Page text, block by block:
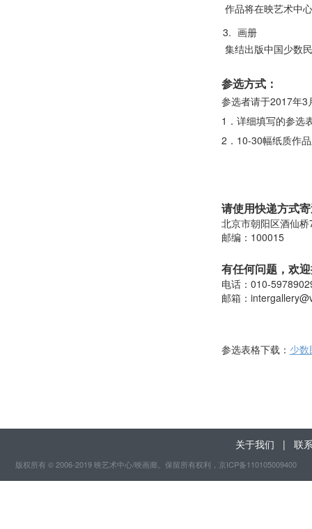
作品将在映艺术中
画册
集结出版中国少数
参选方式：
参选者请于2017年3
1．详细填写的参选
2．10-30幅纸质作
请使用快递方式
北京市朝阳区酒仙
邮编：100015
有任何问题，欢
电话：010-
邮箱：
参选表格下载： 少
关于我们 | 联
版权所有 © 2006-2019 映艺术中心/映画廊。保留所有权利 ，京ICP备110105009400